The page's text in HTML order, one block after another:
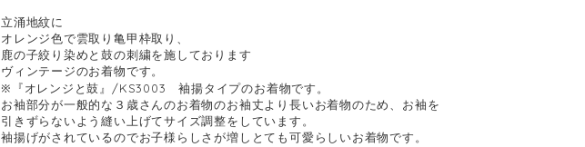
立涌地紋に
オレンジ色で雲取り亀甲枠取り、
鹿の子絞り染めと鼓の刺繍を施しております
ヴィンテージのお着物です。
※『オレンジと鼓』/KS3003 袖揚タイプのお着物です。
お袖部分が一般的な３歳さんのお着物のお袖丈より長いお着物のため、お袖を
引きずらないよう縫い上げてサイズ調整をしています。
袖揚げがされているのでお子様らしさが増しとても可愛らしいお着物です。